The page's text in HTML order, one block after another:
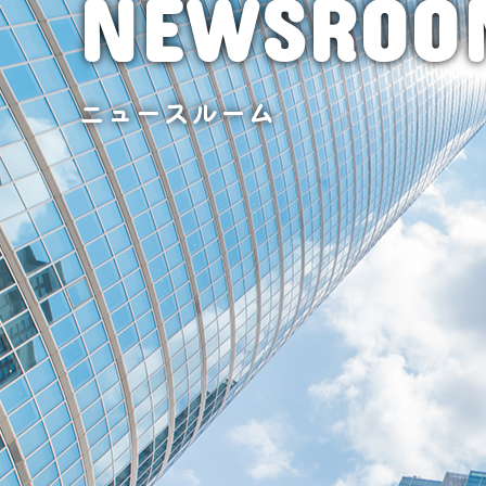
ニュースルーム